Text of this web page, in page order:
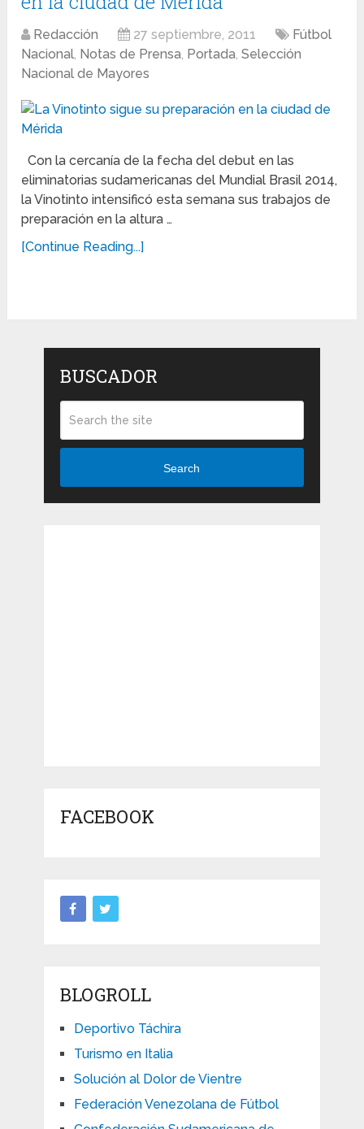
Redacción 27 septiembre, 2011
Fútbol
Nacional, Notas de Prensa, Portada,Selección
Nacional de Mayores
Con la cercanía de la fecha del debut en las
eliminatorias sudamericanas del Mundial Brasil 2014,
la Vinotinto intensificó esta semana sus trabajos de
preparación en la altura …
[Continue Reading...]
BUSCADOR
Search
FACEBOOK
BLOGROLL
Deportivo Táchira
Turismo en Italia
Solución al Dolor de Vientre
Federación Venezolana de Fútbol